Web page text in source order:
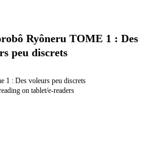
Ryôneru TOME 1 : Des
peu discrets